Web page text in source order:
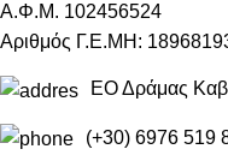
Α.Φ.Μ. 102456524
Αριθμός Γ.Ε.ΜΗ:
ΕΟ Δράμας
(+30) 6976 519